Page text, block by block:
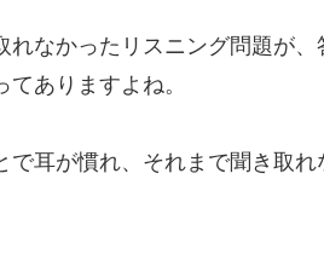
れなかったリスニング問題が
ありますよね。
で耳が慣れ、それまで聞き取